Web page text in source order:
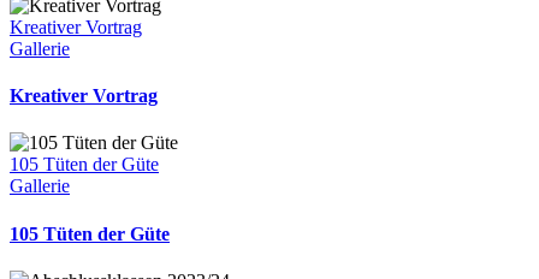
Kreativer Vortrag
Gallerie
Kreativer Vortrag
105 Tüten der Güte
Gallerie
105 Tüten der Güte